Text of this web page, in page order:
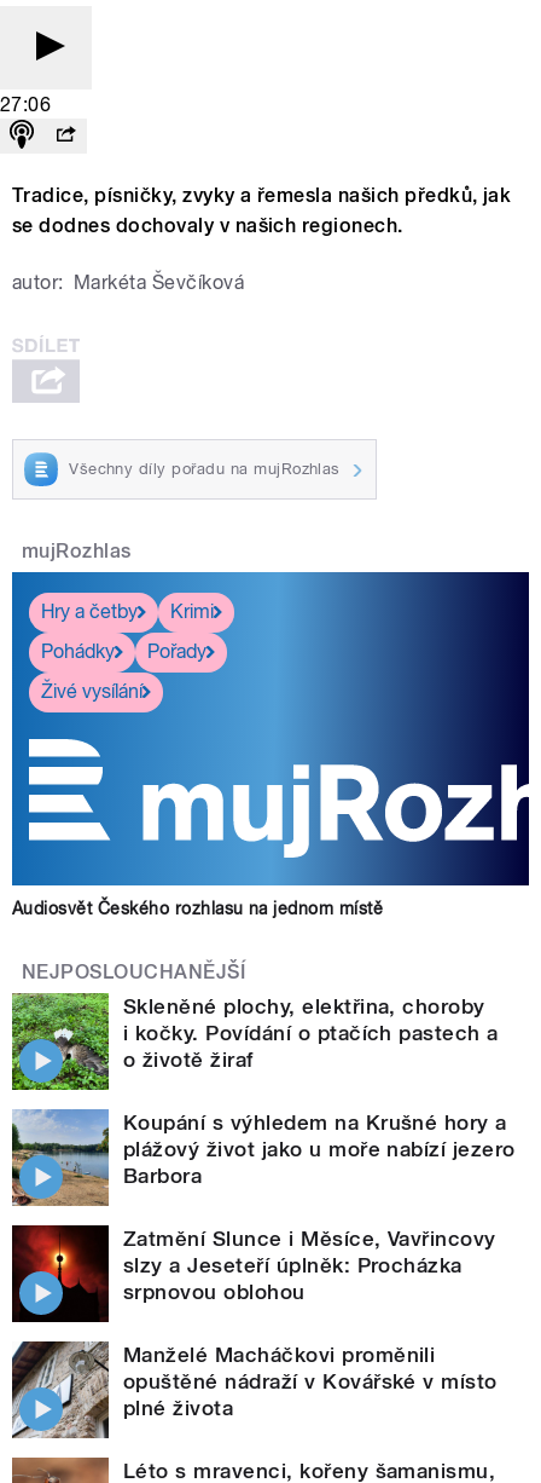
27:06
Tradice, písničky, zvyky a řemesla našich předků, jak
se dodnes dochovaly v našich regionech.
autor: Markéta Ševčíková
Všechny díly pořadu na mujRozhlas
mujRozhlas
Hry a četby
Krimi
Pohádky
Pořady
Živé vysílání
Audiosvět Českého rozhlasu na jednom místě
NEJPOSLOUCHANĚJŠÍ
Skleněné plochy, elektřina, choroby
i kočky. Povídání o ptačích pastech a
o životě žiraf
Koupání s výhledem na Krušné hory a
plážový život jako u moře nabízí jezero
Barbora
Zatmění Slunce i Měsíce, Vavřincovy
slzy a Jeseteří úplněk: Procházka
srpnovou oblohou
Manželé Macháčkovi proměnili
opuštěné nádraží v Kovářské v místo
plné života
Léto s mravenci, kořeny šamanismu,